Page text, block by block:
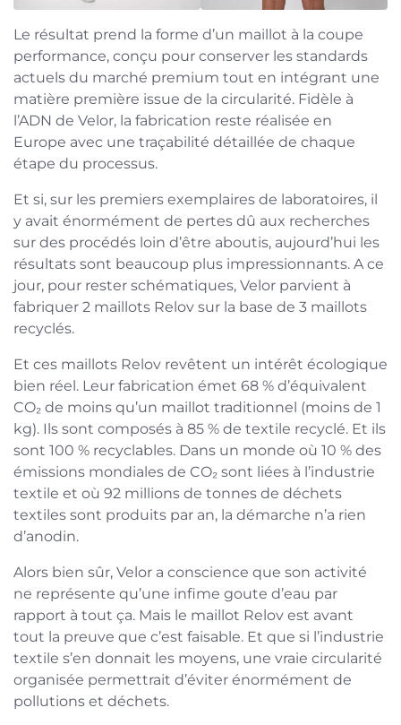
Le résultat prend la forme d’un maillot à la coupe
performance, conçu pour conserver les standards
actuels du marché premium tout en intégrant une
matière première issue de la circularité. Fidèle à
l’ADN de Velor, la fabrication reste réalisée en
Europe avec une traçabilité détaillée de chaque
étape du processus.
Et si, sur les premiers exemplaires de laboratoires, il
y avait énormément de pertes dû aux recherches
sur des procédés loin d’être aboutis, aujourd’hui les
résultats sont beaucoup plus impressionnants. A ce
jour, pour rester schématiques, Velor parvient à
fabriquer 2 maillots Relov sur la base de 3 maillots
recyclés.
Et ces maillots Relov revêtent un intérêt écologique
bien réel. Leur fabrication émet 68 % d’équivalent
CO₂ de moins qu’un maillot traditionnel (moins de 1
kg). Ils sont composés à 85 % de textile recyclé. Et ils
sont 100 % recyclables. Dans un monde où 10 % des
émissions mondiales de CO₂ sont liées à l’industrie
textile et où 92 millions de tonnes de déchets
textiles sont produits par an, la démarche n’a rien
d’anodin.
Alors bien sûr, Velor a conscience que son activité
ne représente qu’une infime goute d’eau par
rapport à tout ça. Mais le maillot Relov est avant
tout la preuve que c’est faisable. Et que si l’industrie
textile s’en donnait les moyens, une vraie circularité
organisée permettrait d’éviter énormément de
pollutions et déchets.